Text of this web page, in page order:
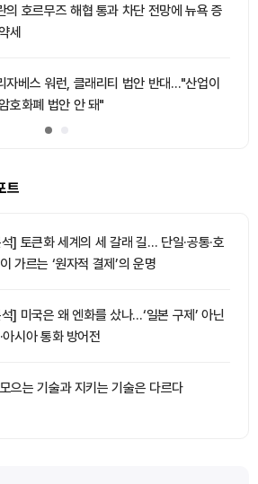
의 호르무즈 해협 통과 차단 전망에 뉴욕 증
세
자베스 워런, 클래리티 법안 반대…"산업이
호화폐 법안 안 돼"
트
] 토큰화 세계의 세 갈래 길… 단일·공통·호
가르는 ‘원자적 결제’의 운명
] 미국은 왜 엔화를 샀나…‘일본 구제’ 아닌
아시아 통화 방어전
으는 기술과 지키는 기술은 다르다